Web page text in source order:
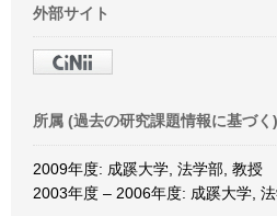
外部サイト
所属 (過去の研究課題情報に基づく)
2009年度: 成蹊大学, 法学部, 教授
2003年度 – 2006年度: 成蹊大学,